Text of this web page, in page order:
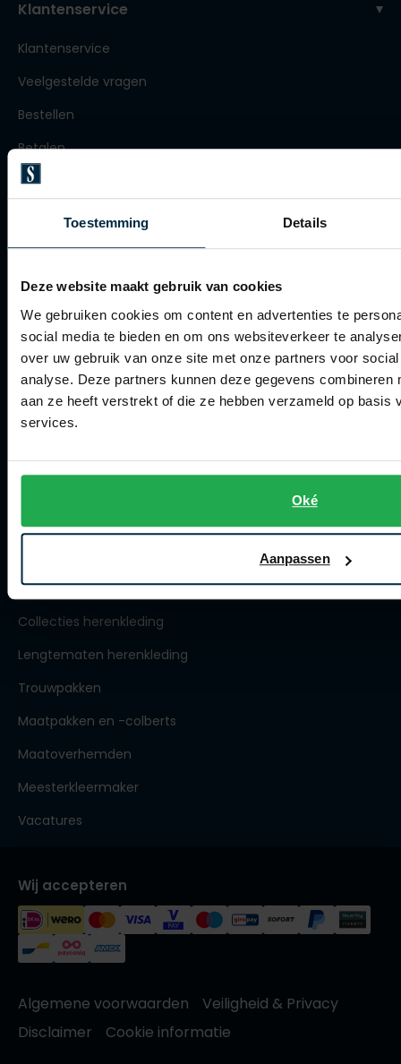
Toestemming Details
Deze website maakt gebruik van cookies
We gebruiken cookies om content en advertenties te
social media te bieden en om ons websiteverkeer te
over uw gebruik van onze site met onze partners voor
analyse. Deze partners kunnen deze gegevens combineren
aan ze heeft verstrekt of die ze hebben verzameld op basis
services.
Oké
Aanpassen
Roy Robson
Schiesser
Secrid
Slater
Superdry
Thomas Maine
Tommy Hilfiger
Tramarossa
Vanguard
Klantenservice
Klantenservice
Veelgestelde vragen
Bestellen
Betalen
Verzenden
Retourneren
Klachtenafhandeling
Actievoorwaarden
Artikelonderhoud
Winkel
Winkel
Over Spierings
Collecties herenkleding
Lengtematen herenkleding
Trouwpakken
Maatpakken en -colberts
Maatoverhemden
Meesterkleermaker
Vacatures
Wij accepteren
Algemene voorwaarden
Veiligheid & Privacy
Disclaimer
Cookie informatie